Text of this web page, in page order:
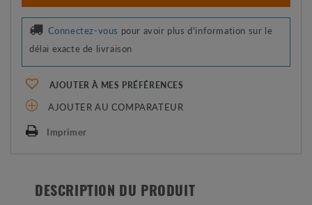
Connectez-vous pour avoir plus d'information sur le
délai exacte de livraison
AJOUTER À MES PRÉFÉRENCES
AJOUTER AU COMPARATEUR
Imprimer
DESCRIPTION DU PRODUIT